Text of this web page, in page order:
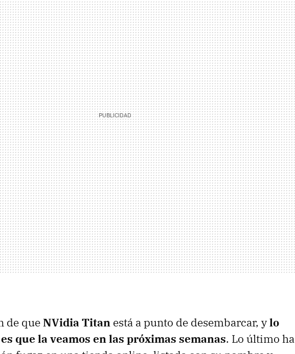
de queNVidia Titan está a punto de desembarcar, ylo
que la veamos en las próximas semanas. Lo último ha